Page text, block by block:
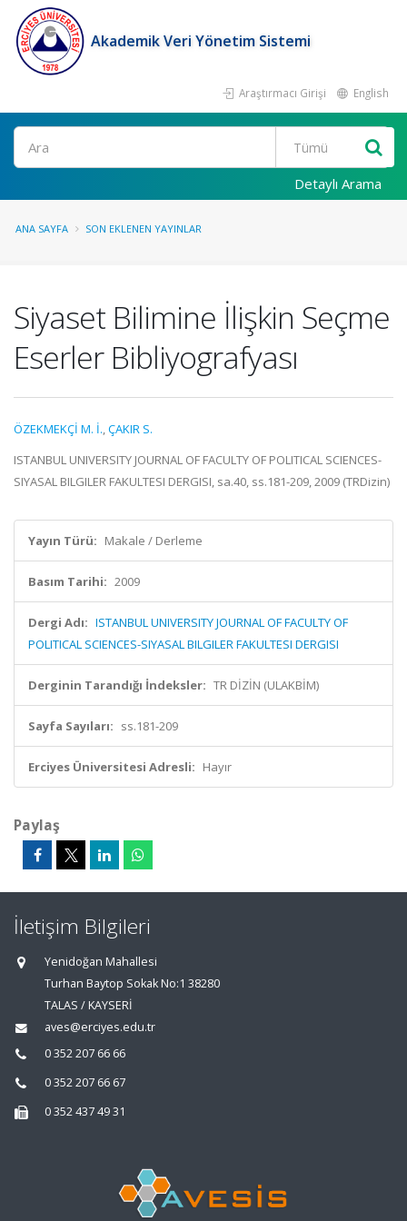
Akademik Veri Yönetim Sistemi
Araştırmacı Girişi English
Ara
Detaylı Arama
ANA SAYFA SON EKLENEN YAYINLAR
Siyaset Bilimine İlişkin Seçme
Eserler Bibliyografyası
ÖZEKMEKÇİ M. İ.,ÇAKIR S.
ISTANBUL UNIVERSITY JOURNAL OF FACULTY OF POLITICAL SCIENCES-
SIYASAL BILGILER FAKULTESI DERGISI, sa.40, ss.181-209, 2009 (TRDizin)
Yayın Türü: Makale / Derleme
Basım Tarihi: 2009
Dergi Adı: ISTANBUL UNIVERSITY JOURNAL OF FACULTY OF
POLITICAL SCIENCES-SIYASAL BILGILER FAKULTESI DERGISI
Derginin Tarandığı İndeksler: TR DİZİN (ULAKBİM)
Sayfa Sayıları: ss.181-209
Erciyes Üniversitesi Adresli: Hayır
Paylaş
İletişim Bilgileri
Yenidoğan Mahallesi
Turhan Baytop Sokak No:1 38280
TALAS / KAYSERİ
aves@erciyes.edu.tr
0 352 207 66 66
0 352 207 66 67
0 352 437 49 31